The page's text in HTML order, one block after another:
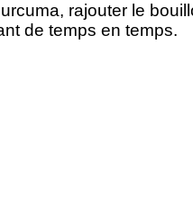
rajouter le
de temps en temps.